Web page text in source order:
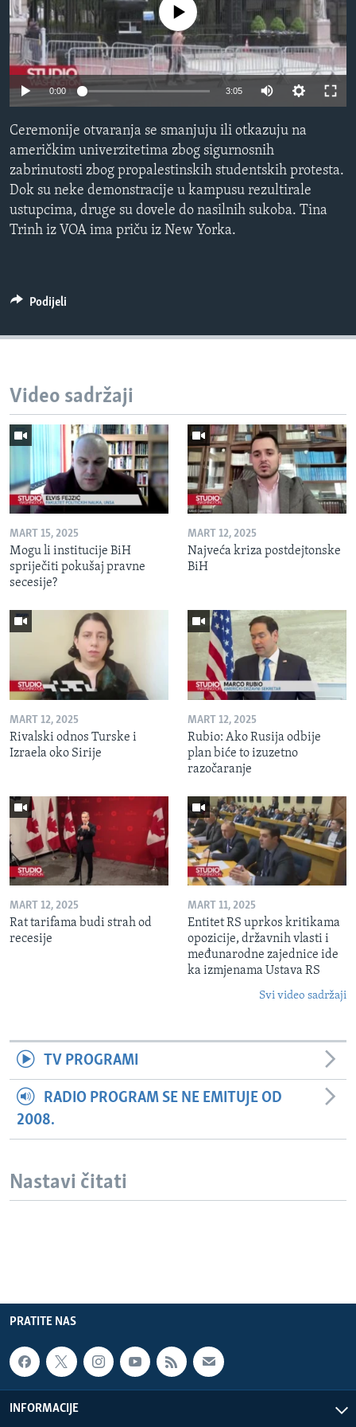
MAGAZIN
O GLASU AMERIKE
Learning English
PRATITE NAS
Jezici
No media source currently available
0:00 3:05
Ceremonije otvaranja se smanjuju ili otkazuju na
američkim univerzitetima zbog sigurnosnih
zabrinutosti zbog propalestinskih studentskih protesta.
Dok su neke demonstracije u kampusu rezultirale
ustupcima, druge su dovele do nasilnih sukoba. Tina
Trinh iz VOA ima priču iz New Yorka.
Podijeli
Video sadržaji
MART 15, 2025
Mogu li institucije BiH
spriječiti pokušaj pravne
secesije?
MART 12, 2025
Najveća kriza postdejtonske
BiH
MART 12, 2025
Rivalski odnos Turske i
Izraela oko Sirije
MART 12, 2025
Rubio: Ako Rusija odbije
plan biće to izuzetno
razočaranje
MART 12, 2025
Rat tarifama budi strah od
recesije
MART 11, 2025
Entitet RS uprkos kritikama
opozicije, državnih vlasti i
međunarodne zajednice ide
ka izmjenama Ustava RS
Svi video sadržaji
TV PROGRAMI
RADIO PROGRAM SE NE EMITUJE OD
2008.
Nastavi čitati
PRATITE NAS
INFORMACIJE